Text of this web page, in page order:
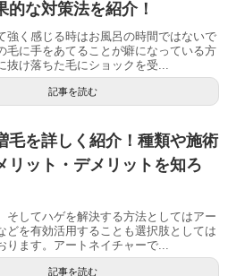
的な対策法を紹介！
強く感じる時はお風呂の時間ではないで
毛に手をあてることが癖になっている方
抜け落ちた毛にショックを受...
記事を読む
毛を詳しく紹介！種類や施術
リット・デメリットを知ろ
そしてハゲを解決する方法としてはアー
どを有効活用することも選択肢としては
ります。アートネイチャーで...
記事を読む